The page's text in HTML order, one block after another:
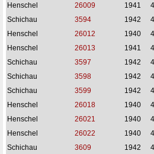
Henschel 26009 1941
Schichau
3594 1942
Henschel
26012 1940
Henschel
26013 1941
Schichau
3597 1942
Schichau
3598 1942
Schichau
3599 1942
Henschel
26018 1940
Henschel
26021 1940
Henschel
26022 1940
Schichau
3609 1942